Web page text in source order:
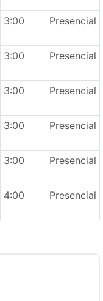
3:00 Presencial
3:00 Presencial
3:00 Presencial
3:00 Presencial
3:00 Presencial
4:00 Presencial